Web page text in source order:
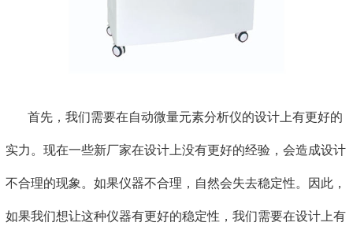
首先，我们需要在自动微量元素分析仪的设计上有更好的
实力。现在一些新厂家在设计上没有更好的经验，会造成设计
不合理的现象。如果仪器不合理，自然会失去稳定性。因此，
如果我们想让这种仪器有更好的稳定性，我们需要在设计上有